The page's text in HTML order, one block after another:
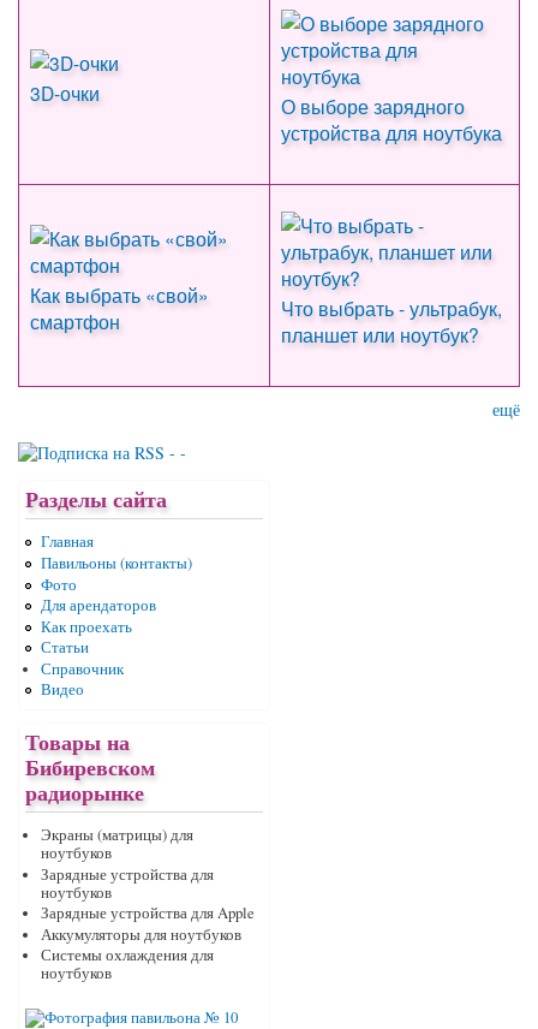
3D-очки
О выборе зарядного
устройства для ноутбука
Как выбрать «свой»
смартфон
Что выбрать - ультрабук,
планшет или ноутбук?
ещё
Разделы сайта
Главная
Павильоны (контакты)
Фото
Для арендаторов
Как проехать
Статьи
Справочник
Видео
Товары на
Бибиревском
радиорынке
Экраны (матрицы) для
ноутбуков
Зарядные устройства для
ноутбуков
Зарядные устройства для Apple
Аккумуляторы для ноутбуков
Системы охлаждения для
ноутбуков